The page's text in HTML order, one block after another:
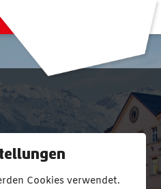
Cookies verwendet.